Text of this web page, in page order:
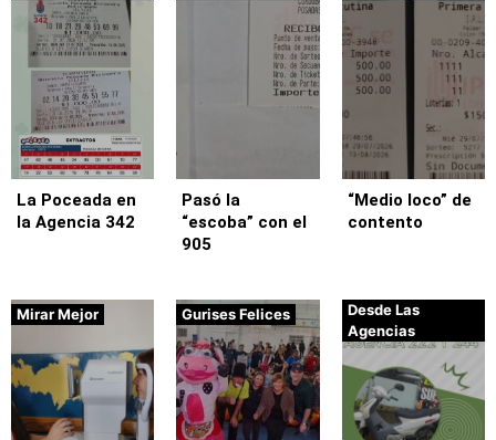
La Poceada en
la Agencia 342
Pasó la
“escoba” con el
905
“Medio loco” de
contento
Mirar Mejor Gurises Felices
Desde Las
Agencias